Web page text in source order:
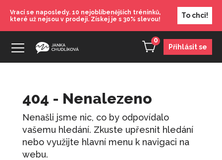
Vrací se naposledy. 10 nejoblíbenějších tréninků,
které už nejsou v prodeji. Získej je s 30% slevou!
To chci!
0
Přihlásit se
404 - Nenalezeno
Nenašli jsme nic, co by odpovídalo
vašemu hledání. Zkuste upřesnit hledání
nebo využijte hlavní menu k navigaci na
webu.